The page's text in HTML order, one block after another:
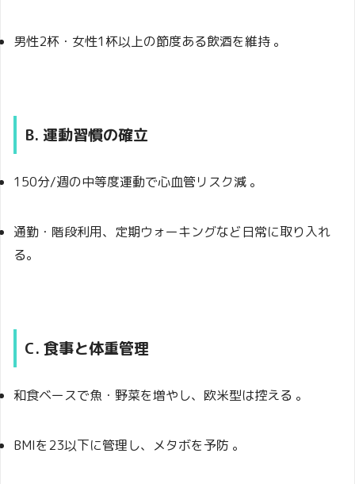
男性2杯・女性1杯以上の節度ある飲酒を維持 。
B. 運動習慣の確立
150分/週の中等度運動で心血管リスク減 。
通勤・階段利用、定期ウォーキングなど日常に取り入れ
る。
C. 食事と体重管理
和食ベースで魚・野菜を増やし、欧米型は控える 。
BMIを23以下に管理し、メタボを予防 。